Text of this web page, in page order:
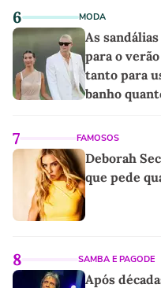
6 MODA
As
para o
tanto para
banho
7 FAMOSOS
Deborah
que pede
8 SAMBA E PAGODE
Após